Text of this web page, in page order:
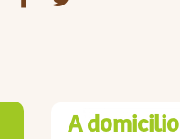
A domicilio